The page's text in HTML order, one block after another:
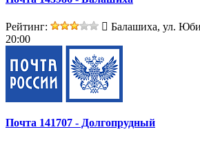
Рейтинг: Балашиха, ул.
20:00
Почта 141707 - Долгопрудный